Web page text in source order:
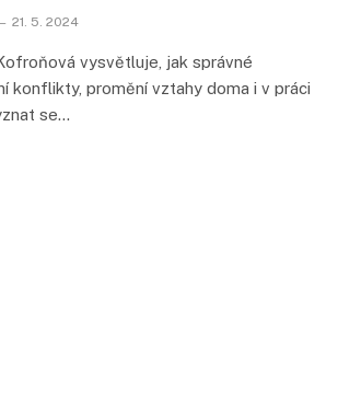
21. 5. 2024
vysvětluje, jak správné
konflikty, promění vztahy doma i v práci
se…